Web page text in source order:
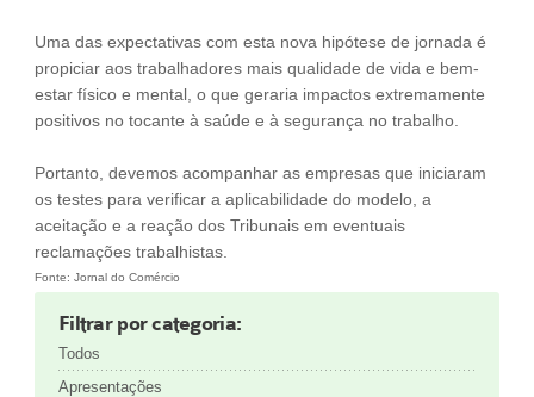
Uma das expectativas com esta nova hipótese de jornada é
propiciar aos trabalhadores mais qualidade de vida e bem-
estar físico e mental, o que geraria impactos extremamente
positivos no tocante à saúde e à segurança no trabalho.
Portanto, devemos acompanhar as empresas que iniciaram
os testes para verificar a aplicabilidade do modelo, a
aceitação e a reação dos Tribunais em eventuais
reclamações trabalhistas.
Fonte: Jornal do Comércio
Filtrar por categoria:
Todos
Apresentações